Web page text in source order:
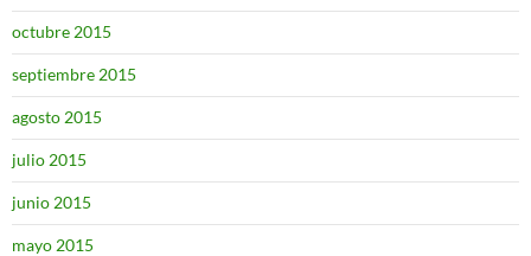
octubre 2015
septiembre 2015
agosto 2015
julio 2015
junio 2015
mayo 2015